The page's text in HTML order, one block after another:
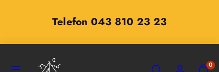
Telefon 043 810 23 23
SPEISEKARTE 0